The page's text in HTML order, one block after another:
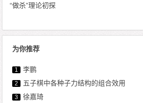
“做杀”理论初探
为你推荐
1 李鹏
2 五子棋中各种子力结构的组合效用
3 徐嘉琦